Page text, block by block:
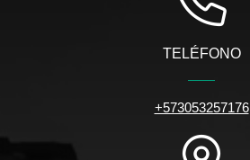
TELÉFONO
+573053257176